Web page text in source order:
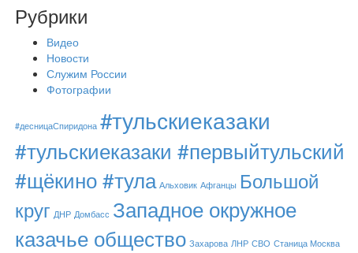
Рубрики
Видео
Новости
Служим России
Фотографии
#десницаСпиридона #тульскиеказаки
#тульскиеказаки #первыйтульский
#щёкино #тула Альховик Афганцы Большой
круг ДНР Домбасс Западное окружное
казачье общество Захарова ЛНР СВО Станица Москва